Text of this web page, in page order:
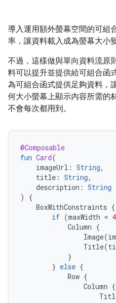
導入運用額外螢幕空間的可組
率，讓資料載入成為螢幕大小
不過，這樣做與單向資料流原
料可以提升並提供給可組合函
為可組合函式提供足夠資料，
何大小螢幕上顯示內容所需的
不會每次都用到。
@Composable
fun Card(
imageUrl : String,
title : String,
description : String
)
{
BoxWithConstraints {
if (maxWidth <
Column {
Image(
Title(
}
} else {
Row {
Column {